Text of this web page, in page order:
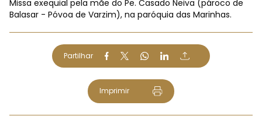
Missa exequial pela mãe do Pe. Casado Neiva (pároco de
Balasar - Póvoa de Varzim), na paróquia das Marinhas.
Partilhar
Imprimir